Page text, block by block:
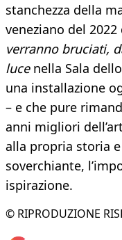
stanchezza della
veneziano del 2022
verranno bruciati,
luce nella Sala
una installazione
– e che pure
anni migliori
alla propria storia
soverchiante,
ispirazione.
© RIPRODUZIONE